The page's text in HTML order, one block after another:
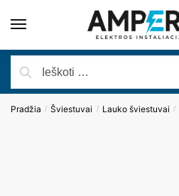
Pradžia / Šviestuvai / Lauko šviestuvai /